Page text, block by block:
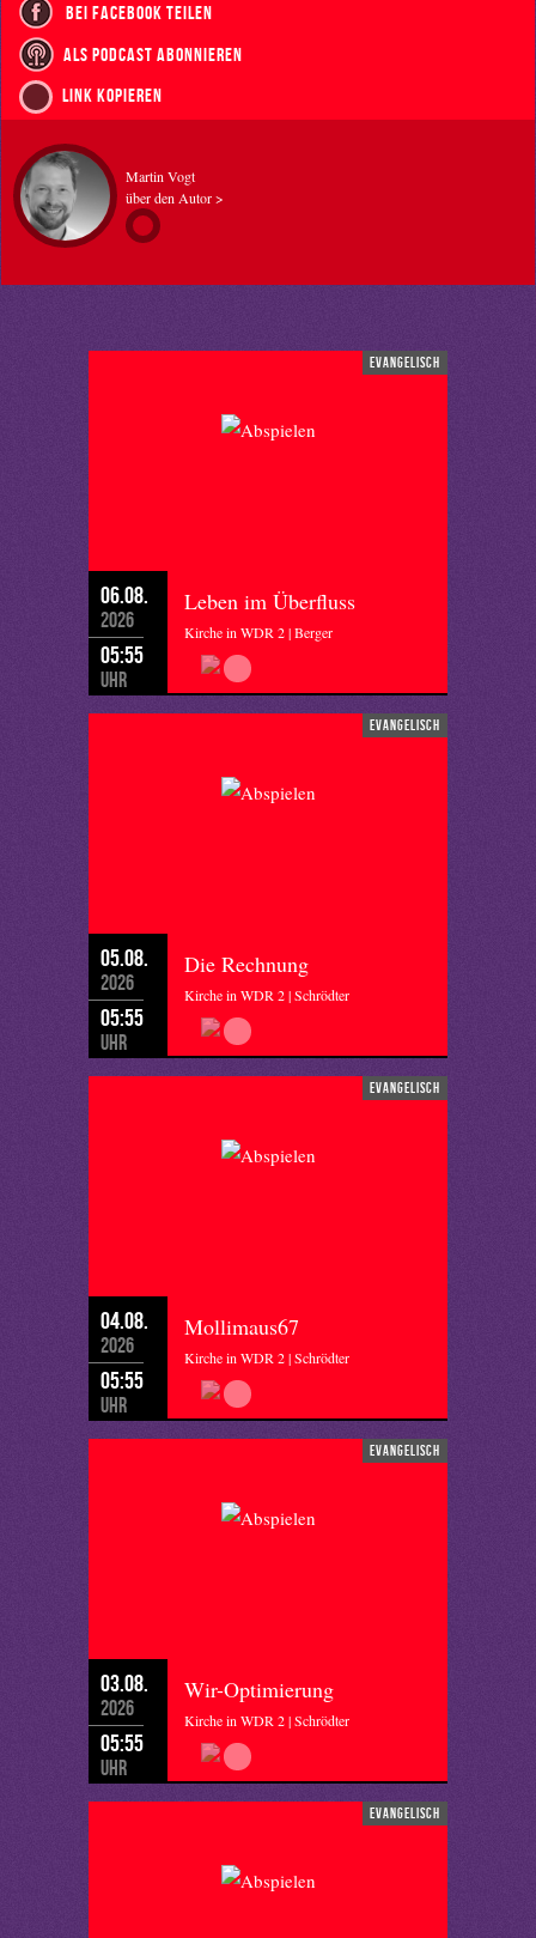
bei Facebook teilen
als Podcast abonnieren
Link kopieren
Martin Vogt
über den Autor >
evangelisch
06.08.
2026
05:55
Uhr
Leben im Überfluss
Kirche in WDR 2 | Berger
evangelisch
05.08.
2026
05:55
Uhr
Die Rechnung
Kirche in WDR 2 | Schrödter
evangelisch
04.08.
2026
05:55
Uhr
Mollimaus67
Kirche in WDR 2 | Schrödter
evangelisch
03.08.
2026
05:55
Uhr
Wir-Optimierung
Kirche in WDR 2 | Schrödter
evangelisch